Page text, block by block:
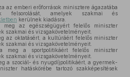
az emberi erőforrások minisztere ágazatába
felsorolását, amelyek szakmai és
kerülnek kiadásra.
meg az egészségügyért felelős miniszter
szakmai és vizsgakövetelményeit.
az oktatásért, a kultúráért felelős miniszter
szakmai és vizsgakövetelményeit.
meg a sportpolitikáért felelős miniszter
szakmai és vizsgakövetelményeit.
a szociál- és nyugdíjpolitikáért, a gyermek-
hatáskörébe tartozó szakképesítések